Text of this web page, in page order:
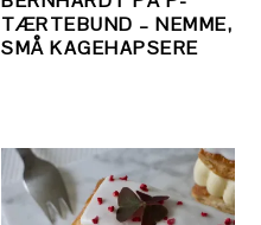
TÆRTEBUND – NEMME,
SMÅ KAGEHAPSERE